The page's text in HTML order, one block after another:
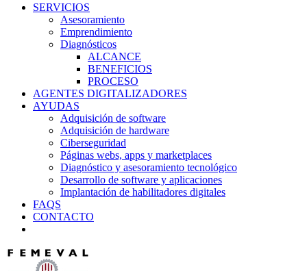
SERVICIOS
Asesoramiento
Emprendimiento
Diagnósticos
ALCANCE
BENEFICIOS
PROCESO
AGENTES DIGITALIZADORES
AYUDAS
Adquisición de software
Adquisición de hardware
Ciberseguridad
Páginas webs, apps y marketplaces
Diagnóstico y asesoramiento tecnológico
Desarrollo de software y aplicaciones
Implantación de habilitadores digitales
FAQS
CONTACTO